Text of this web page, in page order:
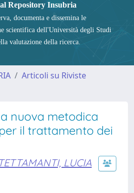
Repository Insubria
documenta e dissemina le
scientifica dell'Università degli Studi
valutazione della ricerca.
Articoli su Riviste
nuova metodica
il trattamento dei
TETTAMANTI, LUCIA